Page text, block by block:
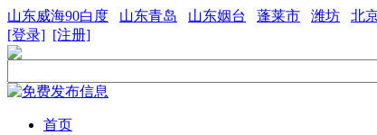
山东威海90白度 山东青岛 山东姻台 蓬莱市 潍坊 北
[登录] [注册]
首页